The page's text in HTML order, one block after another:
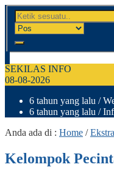
SEKILAS INFO
08-08-2026
6 tahun yang lalu /
6 tahun yang lalu /
Anda ada di : Home /
Kelompok